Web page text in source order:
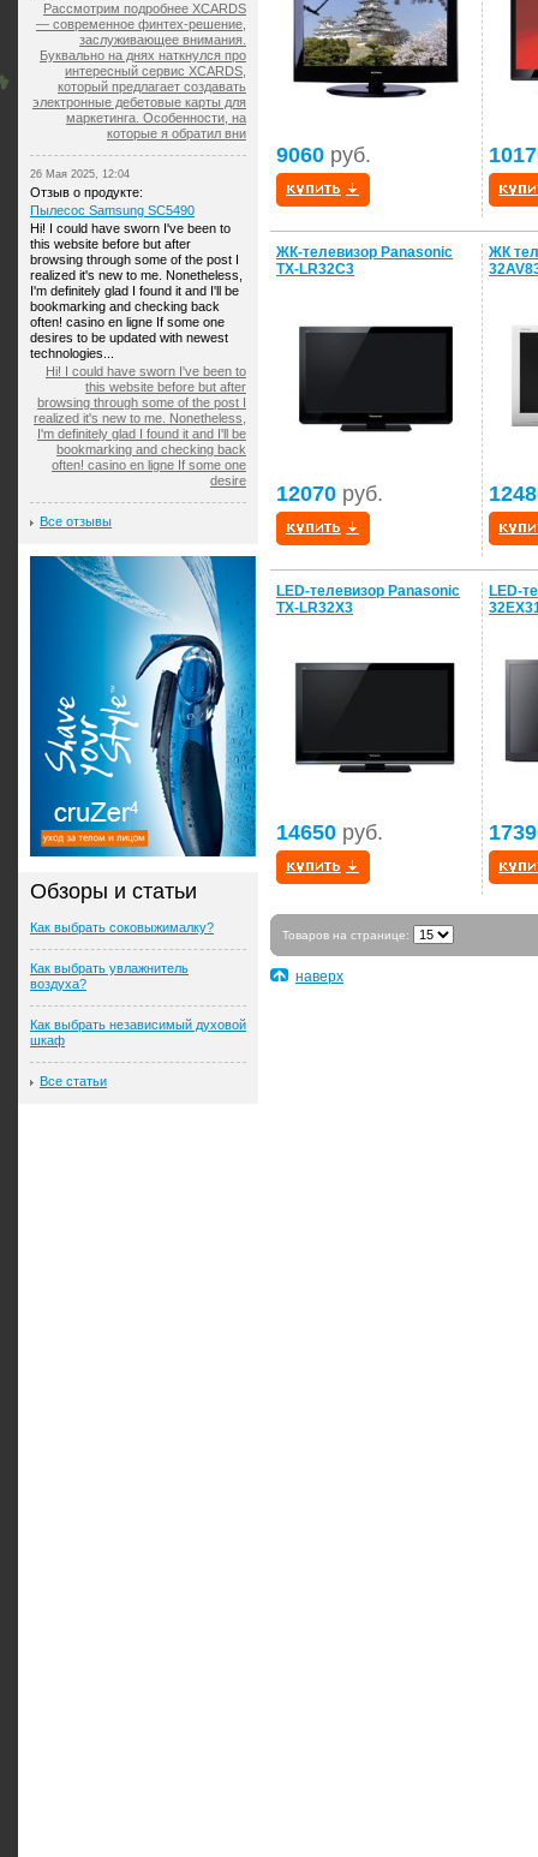
9060 руб.
ЖК-телевизор Panasonic
TX-LR32C3
12070 руб.
ЖК
LED-телевизор Panasonic
TX-LR32X3
14650 руб.
LED-
Товаров на странице:
наверх
Рассмотрим подробнее XCARDS
— современное финтех-решение,
заслуживающее внимания.
Буквально на днях наткнулся про
интересный сервис XCARDS,
который предлагает создавать
электронные дебетовые карты для
маркетинга. Особенности, на
которые я обратил вни
26 Мая 2025, 12:04
Отзыв о продукте:
Пылесос Samsung SC5490
Hi! I could have sworn I've been to
this website before but after
browsing through some of the post I
realized it's new to me. Nonetheless,
I'm definitely glad I found it and I'll be
bookmarking and checking back
often! casino en ligne If some one
desires to be updated with newest
technologies...
Hi! I could have sworn I've been to
this website before but after
browsing through some of the post I
realized it's new to me. Nonetheless,
I'm definitely glad I found it and I'll be
bookmarking and checking back
often! casino en ligne If some one
desire
Все отзывы
Обзоры и статьи
Как выбрать соковыжималку?
Как выбрать увлажнитель
воздуха?
Как выбрать независимый духовой
шкаф
Все статьи